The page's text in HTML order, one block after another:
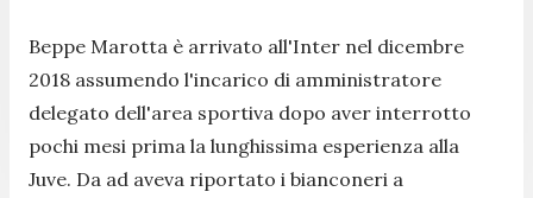
Beppe Marotta è arrivato all'Inter nel dicembre
2018 assumendo l'incarico di amministratore
delegato dell'area sportiva dopo aver interrotto
pochi mesi prima la lunghissima esperienza alla
Juve. Da ad aveva riportato i bianconeri a